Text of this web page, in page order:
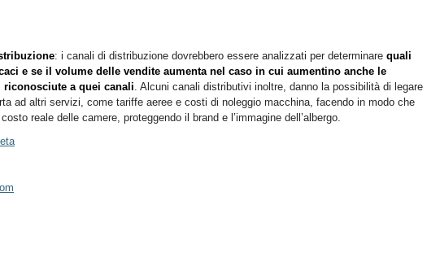
: i canali di distribuzione dovrebbero essere analizzati per determinare quali
e se il volume delle vendite aumenta nel caso in cui aumentino anche le
a quei canali. Alcuni canali distributivi inoltre, danno la possibilità di legare
ad altri servizi, come tariffe aeree e costi di noleggio macchina, facendo in modo che
reale delle camere, proteggendo il brand e l’immagine dell’albergo.